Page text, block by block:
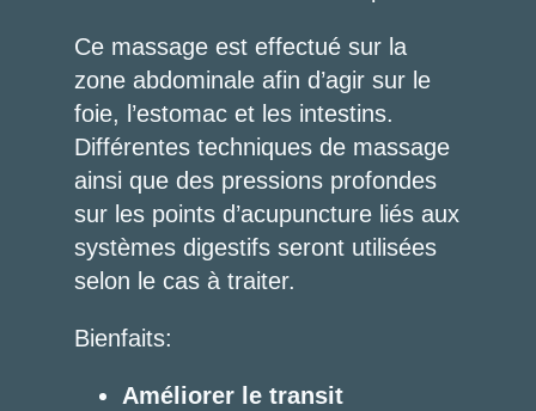
Ce massage est effectué sur la
zone abdominale afin d’agir sur le
foie, l’estomac et les intestins.
Différentes techniques de massage
ainsi que des pressions profondes
sur les points d’acupuncture liés aux
systèmes digestifs seront utilisées
selon le cas à traiter.
Bienfaits:
Améliorer le transit